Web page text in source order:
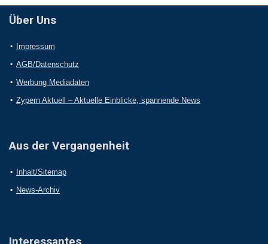
Über Uns
Impressum
AGB/Datenschutz
Werbung Mediadaten
Zypern Aktuell – Aktuelle Einblicke, spannende News
Aus der Vergangenheit
Inhalt/Sitemap
News-Archiv